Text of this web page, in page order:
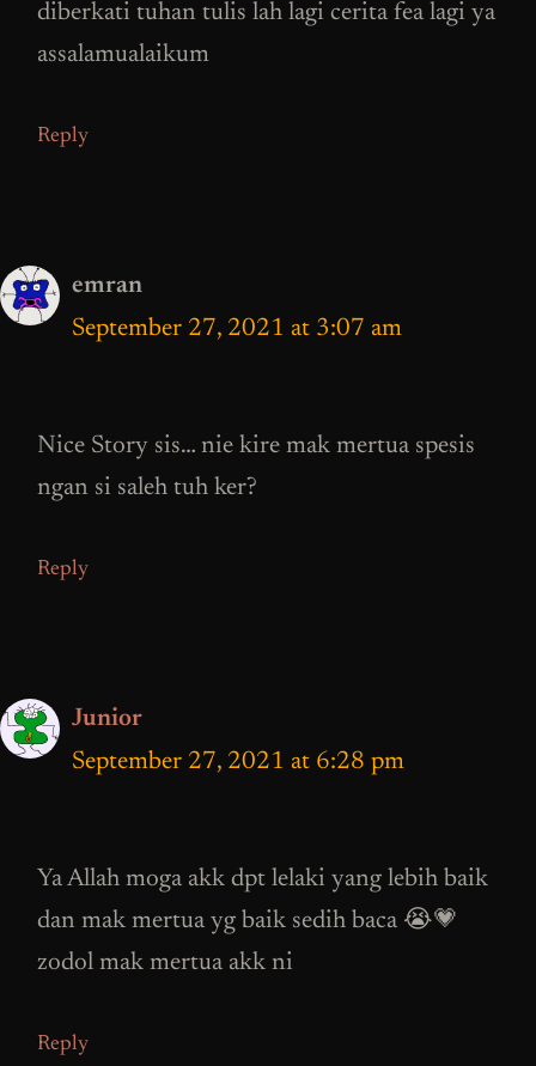
diberkati tuhan tulis lah lagi cerita fea lagi ya
assalamualaikum
Reply
emran
September 27, 2021 at 3:07 am
Nice Story sis… nie kire mak mertua spesis
ngan si saleh tuh ker?
Reply
Junior
September 27, 2021 at 6:28 pm
Ya Allah moga akk dpt lelaki yang lebih baik
dan mak mertua yg baik sedih baca 😭💗
zodol mak mertua akk ni
Reply